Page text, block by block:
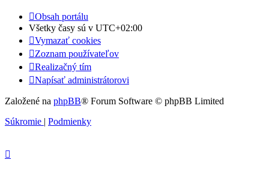
Obsah portálu
Všetky časy sú v UTC+02:00
Vymazať cookies
Zoznam používateľov
Realizačný tím
Napísať administrátorovi
Založené na phpBB® Forum Software © phpBB Limited
Súkromie | Podmienky